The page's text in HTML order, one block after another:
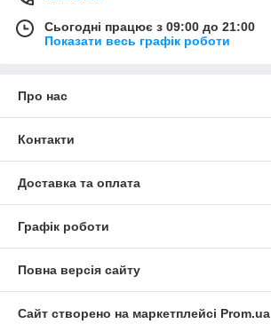
Сьогодні працює з 09:00 до 21:00
Показати весь графік роботи
Про нас
Контакти
Доставка та оплата
Графік роботи
Повна версія сайту
Сайт створено на маркетплейсі Prom.ua